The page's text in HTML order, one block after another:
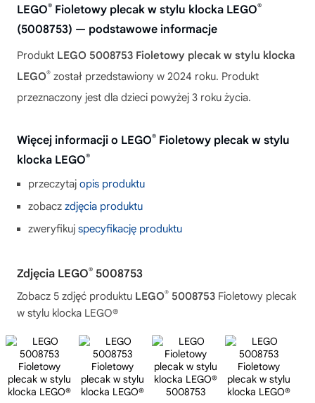
LEGO® Fioletowy plecak w stylu klocka LEGO®
(5008753) — podstawowe informacje
Produkt LEGO 5008753 Fioletowy plecak w stylu klocka
LEGO® został przedstawiony w 2024 roku. Produkt
przeznaczony jest dla dzieci powyżej 3 roku życia.
Więcej informacji o LEGO® Fioletowy plecak w stylu
klocka LEGO®
przeczytaj opis produktu
zobacz zdjęcia produktu
zweryfikuj specyfikację produktu
Zdjęcia LEGO® 5008753
Zobacz 5 zdjęć produktu LEGO® 5008753 Fioletowy plecak
w stylu klocka LEGO®